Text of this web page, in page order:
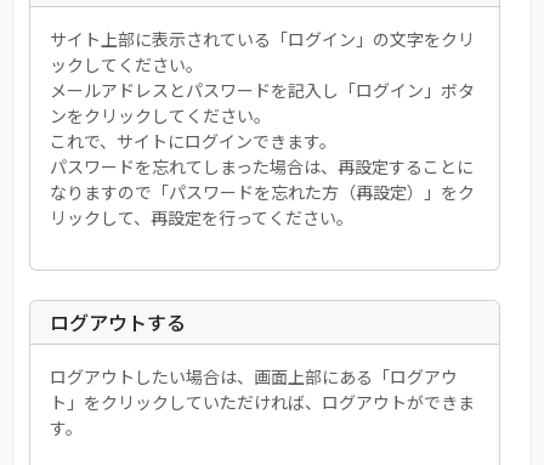
サイト上部に表示されている「ログイン」の文字をクリ
ックしてください。
メールアドレスとパスワードを記入し「ログイン」ボタ
ンをクリックしてください。
これで、サイトにログインできます。
パスワードを忘れてしまった場合は、再設定することに
なりますので「パスワードを忘れた方（再設定）」をク
リックして、再設定を行ってください。
ログアウトする
ログアウトしたい場合は、画面上部にある「ログアウ
ト」をクリックしていただければ、ログアウトができま
す。